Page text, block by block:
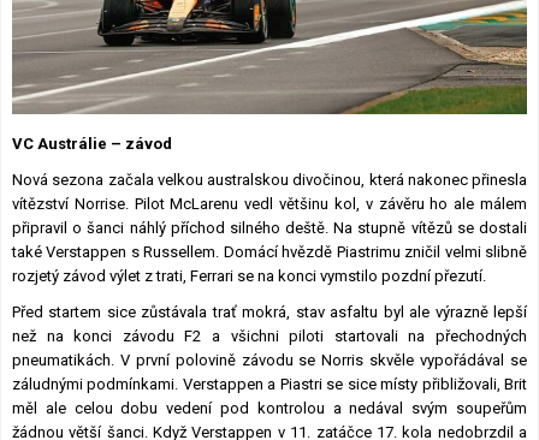
Okruhy F1
Lexikon F1
VC Austrálie – závod
Nová sezona začala velkou australskou divočinou, která nakonec přinesla
vítězství Norrise. Pilot McLarenu vedl většinu kol, v závěru ho ale málem
připravil o šanci náhlý příchod silného deště. Na stupně vítězů se dostali
také Verstappen s Russellem. Domácí hvězdě Piastrimu zničil velmi slibně
rozjetý závod výlet z trati, Ferrari se na konci vymstilo pozdní přezutí.
Před startem sice zůstávala trať mokrá, stav asfaltu byl ale výrazně lepší
než na konci závodu F2 a všichni piloti startovali na přechodných
pneumatikách. V první polovině závodu se Norris skvěle vypořádával se
záludnými podmínkami. Verstappen a Piastri se sice místy přibližovali, Brit
měl ale celou dobu vedení pod kontrolou a nedával svým soupeřům
žádnou větší šanci. Když Verstappen v 11. zatáčce 17. kola nedobrzdil a